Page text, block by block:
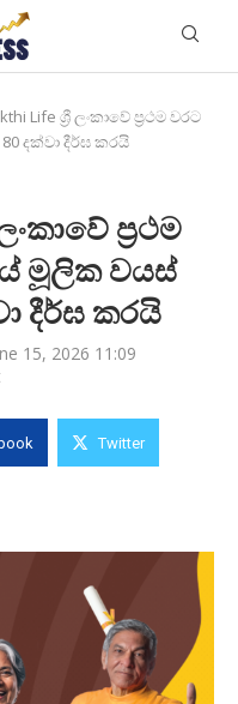
Life ශ්‍රී ලංකාවේ ප්‍රථම වරට
දක්වා දීර්ඝ කරයි
ප්‍රථම
මූලික වයස්
දීර්ඝ කරයි
15, 2026 11:09
Twitter